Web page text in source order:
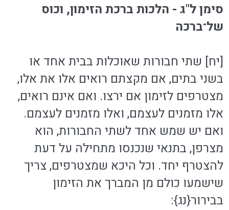
סימן ל"ג - הלכות ברכת הזימון, וכוס
של־ברכה
[יח] שתי חבורות שאוכלות בבית אחד או
בשני בתים, אם מקצתם רואים אלו את אלו,
מצטרפים לזימון אם ירצו. ואם אינם רואים,
אלו מזמנים לעצמם, ואלו מזמנים לעצמם.
ואם יש שמש אחד לשתי החבורות, הוא
מצרפן, בתנאי שנכנסו מתחילה על דעת
להצטרף יחד. וכל היכא שמצטרפים, צריך
שישמעו כולם מן המברך את הזימון
בבירור{נג}: